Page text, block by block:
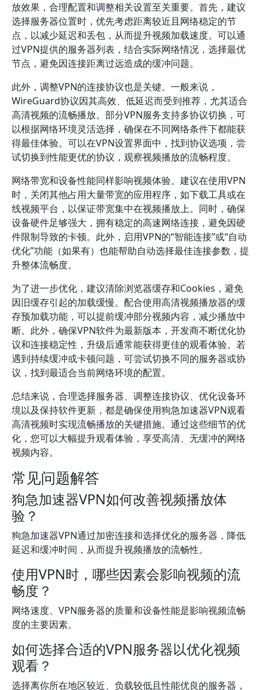
放效果，合理配置和调整相关设置至关重要。首先，建议
选择服务器位置时，优先考虑距离较近且网络稳定的节
点，以减少延迟和丢包，从而提升视频加载速度。可以通
过VPN提供的服务器列表，结合实际网络情况，选择最优
节点，避免因连接距离过远造成的缓冲问题。
此外，调整VPN的连接协议也是关键。一般来说，
WireGuard协议因其高效、低延迟而受到推荐，尤其适合
高清视频的流畅播放。部分VPN服务支持多协议切换，可
以根据网络环境灵活选择，确保在不同网络条件下都能获
得最佳体验。可以在VPN设置界面中，找到协议选项，尝
试切换到性能更优的协议，观察视频播放的流畅程度。
网络带宽和设备性能同样影响视频体验。建议在使用VPN
时，关闭其他占用大量带宽的应用程序，如下载工具或在
线视频平台，以保证带宽集中在视频播放上。同时，确保
设备硬件足够强大，拥有稳定的高速网络连接，避免因硬
件限制导致的卡顿。此外，启用VPN的“智能连接”或“自动
优化”功能（如果有）也能帮助自动选择最佳连接参数，提
升整体流畅度。
为了进一步优化，建议清除浏览器缓存和Cookies，避免
因旧缓存引起的加载缓慢。配合使用高清视频播放器的缓
存预加载功能，可以提前缓冲部分视频内容，减少播放中
断。此外，确保VPN软件为最新版本，开发商不断优化协
议和连接稳定性，升级后通常能获得更佳的观看体验。若
遇到持续缓冲或卡顿问题，可尝试切换不同的服务器或协
议，找到最适合当前网络环境的配置。
总结来说，合理选择服务器、调整连接协议、优化设备环
境以及保持软件更新，都是确保使用狗急加速器VPN观看
高清视频时实现流畅播放的关键措施。通过这些细节的优
化，您可以大幅提升观看体验，享受高清、无缓冲的网络
视频内容。
常见问题解答
狗急加速器VPN如何改善视频播放体
验？
狗急加速器VPN通过加密连接和选择优化的服务器，降低
延迟和缓冲时间，从而提升视频播放的流畅性。
使用VPN时，哪些因素会影响视频的流
畅度？
网络速度、VPN服务器的质量和设备性能是影响视频流畅
度的主要因素。
如何选择合适的VPN服务器以优化视频
观看？
选择离你所在地区较近、负载较低且性能优良的服务器，